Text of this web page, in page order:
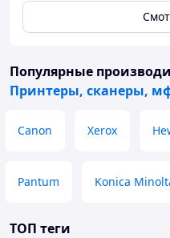
Популярные
Принтеры, сканеры,
Canon Xerox
Pantum Konica
ТОП теги